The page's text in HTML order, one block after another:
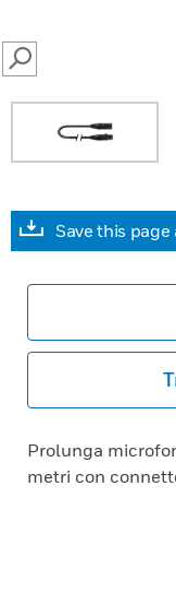
SEARCH
Save this page
Prolunga
metri con